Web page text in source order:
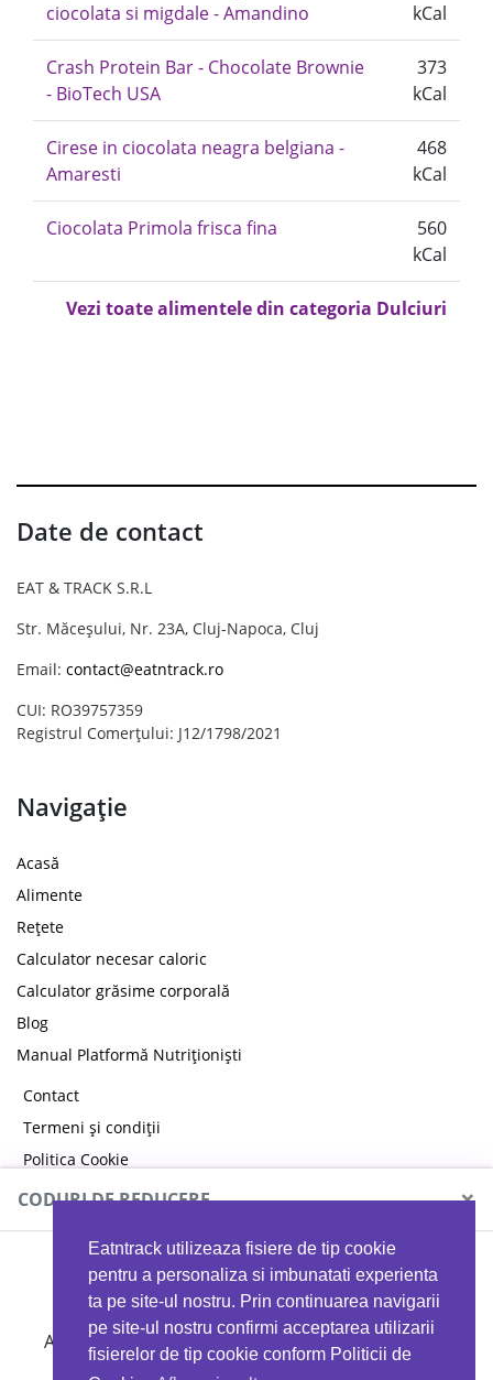
Eatntrack utilizeaza fisiere de tip cookie
pentru a personaliza si imbunatati experienta
ta pe site-ul nostru. Prin continuarea navigarii
pe site-ul nostru confirmi acceptarea utilizarii
fisierelor de tip cookie conform Politicii de
ciocolata si migdale - Amandino
kCal
Crash Protein Bar - Chocolate Brownie
- BioTech USA
373
kCal
Cirese in ciocolata neagra belgiana -
Amaresti
468
kCal
Ciocolata Primola frisca fina
560
kCal
Vezi toate alimentele din categoria Dulciuri
Date de contact
EAT & TRACK S.R.L
Str. Măceșului, Nr. 23A, Cluj-Napoca, Cluj
Email: contact@eatntrack.ro
CUI: RO39757359
Registrul Comerțului: J12/1798/2021
Navigație
Acasă
Alimente
Rețete
Calculator necesar caloric
Calculator grăsime corporală
Blog
Manual Platformă Nutriționiști
Contact
Termeni și condiții
Politica Cookie
Politica de confidențialitate
CODURI DE REDUCERE ×
MYPROTEIN
Ai 40%reducere la orice comandă folosind codul
EATTRACK